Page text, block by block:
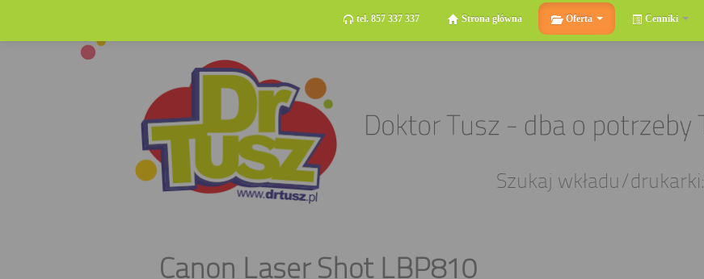
tel. 857 337 337 Strona główna Oferta Cenniki
Szukaj wkładu/drukarki:
Canon Laser Shot LBP810